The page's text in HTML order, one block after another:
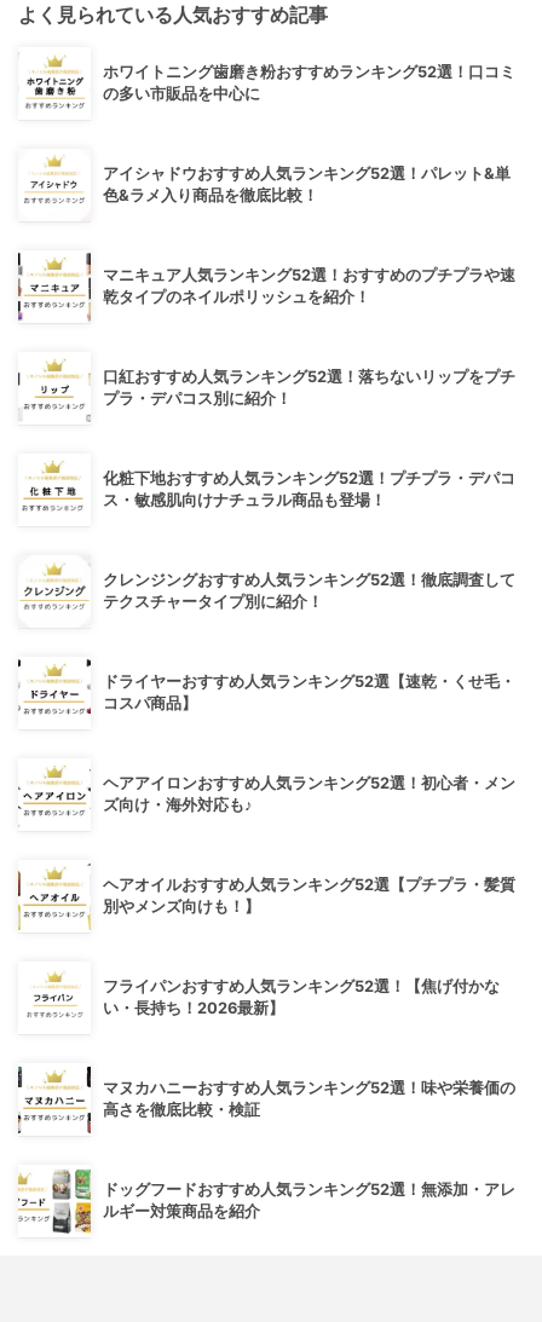
よく見られている人気おすすめ記事
ホワイトニング歯磨き粉おすすめランキング52選！口コミ
の多い市販品を中心に
アイシャドウおすすめ人気ランキング52選！パレット&単
色&ラメ入り商品を徹底比較！
マニキュア人気ランキング52選！おすすめのプチプラや速
乾タイプのネイルポリッシュを紹介！
口紅おすすめ人気ランキング52選！落ちないリップをプチ
プラ・デパコス別に紹介！
化粧下地おすすめ人気ランキング52選！プチプラ・デパコ
ス・敏感肌向けナチュラル商品も登場！
クレンジングおすすめ人気ランキング52選！徹底調査して
テクスチャータイプ別に紹介！
ドライヤーおすすめ人気ランキング52選【速乾・くせ毛・
コスパ商品】
ヘアアイロンおすすめ人気ランキング52選！初心者・メン
ズ向け・海外対応も♪
ヘアオイルおすすめ人気ランキング52選【プチプラ・髪質
別やメンズ向けも！】
フライパンおすすめ人気ランキング52選！【焦げ付かな
い・長持ち！2026最新】
マヌカハニーおすすめ人気ランキング52選！味や栄養価の
高さを徹底比較・検証
ドッグフードおすすめ人気ランキング52選！無添加・アレ
ルギー対策商品を紹介